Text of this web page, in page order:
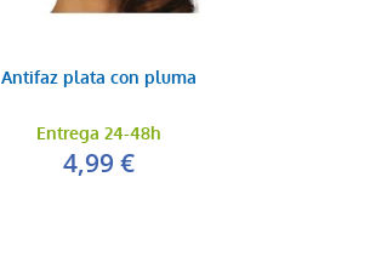
Antifaz plata con pluma
Entrega 24-48h
4,99 €